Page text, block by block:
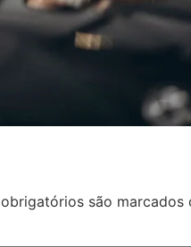
são marcados